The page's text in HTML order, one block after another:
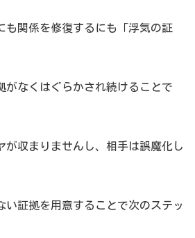
も関係を修復するにも「浮気の証
がなくはぐらかされ続けることで
が収まりませんし、相手は誤魔化し
い証拠を用意することで次のステッ